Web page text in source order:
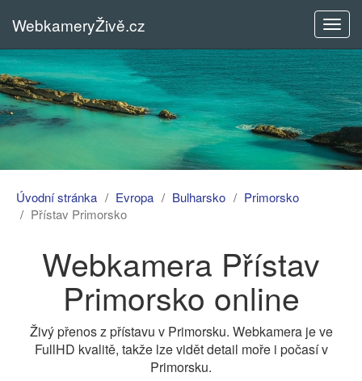
menu
WebkameryŽivě.cz
Úvodní stránka Evropa Bulharsko
Primorsko
Přístav Primorsko
Webkamera Přístav
Primorsko online
Živý přenos z přístavu v Primorsku. Webkamera je ve
FullHD kvalitě, takže lze vidět detail moře i počasí v
Primorsku.